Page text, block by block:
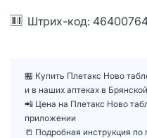
Штрих-код:
🏪 Купить Плетакс Ново
и в наших аптеках в
📲 Цена на Плетакс Ново
приложении
📒 Подробная инструкция